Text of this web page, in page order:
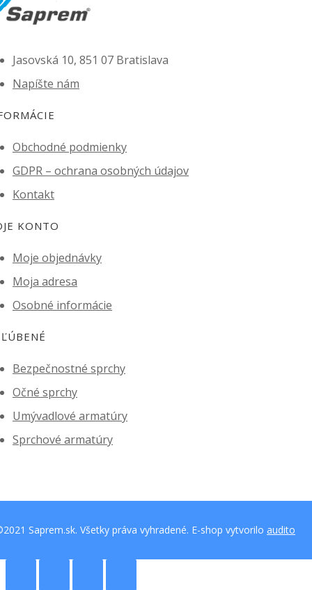
Jasovská 10, 851 07 Bratislava
Napíšte nám
Obchodné podmienky
GDPR – ochrana osobných údajov
Kontakt
KONTO
Moje objednávky
Moja adresa
Osobné informácie
Bezpečnostné sprchy
Očné sprchy
Umývadlové armatúry
Sprchové armatúry
Saprem.sk. Všetky práva vyhradené. E-shop vytvorilo audito